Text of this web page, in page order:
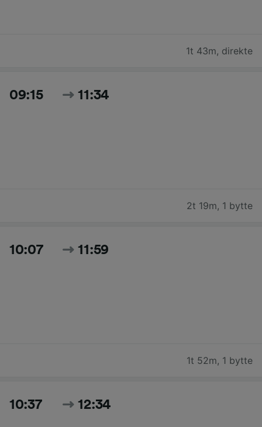
1t 43m, direkte
09:15 11:34
2t 19m, 1 bytte
10:07 11:59
1t 52m, 1 bytte
10:37 12:34